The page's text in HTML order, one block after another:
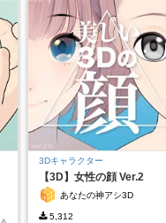
3Dキャラクター
【3D】女性の顔 Ver.2
あなたの神アシ3D
5,312